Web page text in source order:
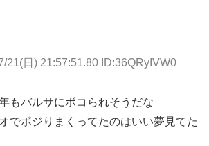
21(日) 21:57:51.80 ID:36QRyIVW0
もバルサにボコられそうだな
でポジりまくってたのはいい夢見てた